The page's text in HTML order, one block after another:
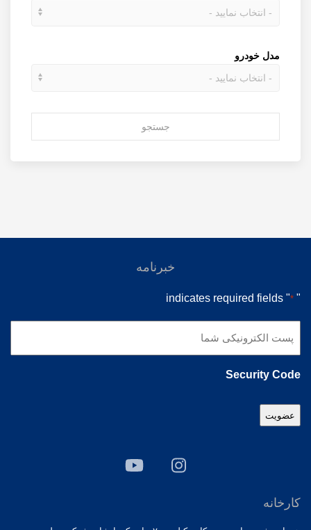
مدل خودرو
جستجو
خبرنامه
"
*
" indicates required fields
الکترونیکی
*
Security Code
کارخانه